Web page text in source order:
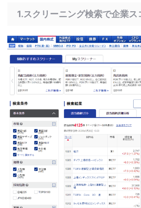
1.スクリーニング検索で企業ス